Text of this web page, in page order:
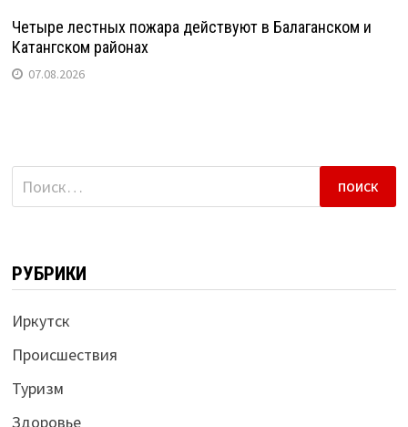
Четыре лестных пожара действуют в Балаганском и
Катангском районах
07.08.2026
Найти:
РУБРИКИ
Иркутск
Происшествия
Туризм
Здоровье